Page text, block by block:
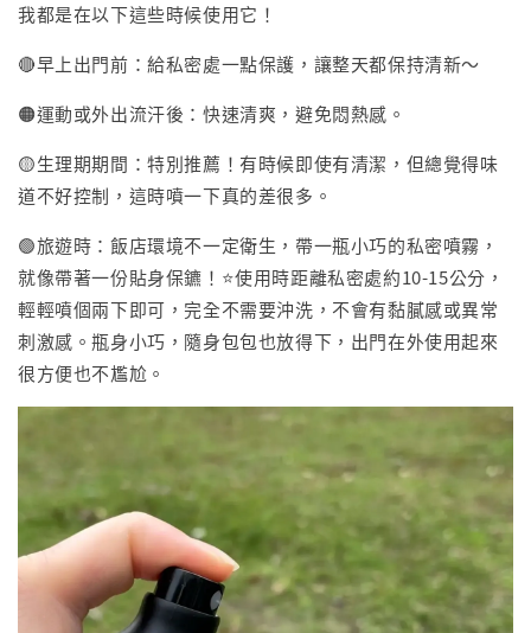
我都是在以下這些時候使用它！
🔴早上出門前：給私密處一點保護，讓整天都保持清新～
🟠運動或外出流汗後：快速清爽，避免悶熱感。
🟡生理期期間：特別推薦！有時候即使有清潔，但總覺得味
道不好控制，這時噴一下真的差很多。
🟢旅遊時：飯店環境不一定衛生，帶一瓶小巧的私密噴霧，
就像帶著一份貼身保鑣！⭐️使用時距離私密處約10-15公分，
輕輕噴個兩下即可，完全不需要沖洗，不會有黏膩感或異常
刺激感。瓶身小巧，隨身包包也放得下，出門在外使用起來
很方便也不尷尬。